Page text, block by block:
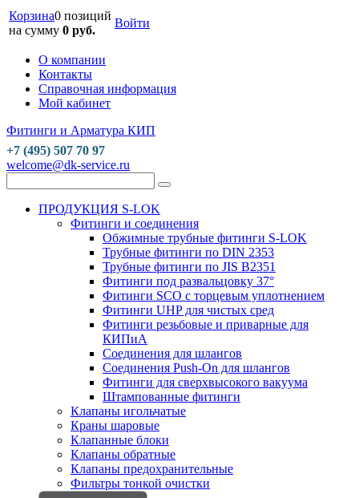
Корзина0 позиций
на сумму 0 руб.
Войти
О компании
Контакты
Справочная информация
Мой кабинет
Фитинги и Арматура КИП
+7 (495) 507 70 97
welcome@dk-service.ru
ПРОДУКЦИЯ S-LOK
Фитинги и соединения
Обжимные трубные фитинги S-LOK
Трубные фитинги по DIN 2353
Трубные фитинги по JIS B2351
Фитинги под развальцовку 37°
Фитинги SCO с торцевым уплотнением
Фитинги UHP для чистых сред
Фитинги резьбовые и приварные для
КИПиА
Соединения для шлангов
Соединения Push-On для шлангов
Фитинги для сверхвысокого вакуума
Штампованные фитинги
Клапаны игольчатые
Краны шаровые
Клапанные блоки
Клапаны обратные
Клапаны предохранительные
Фильтры тонкой очистки